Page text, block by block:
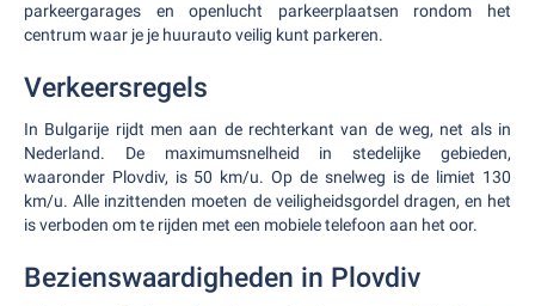
parkeergarages en openlucht parkeerplaatsen rondom het
centrum waar je je huurauto veilig kunt parkeren.
Verkeersregels
In Bulgarije rijdt men aan de rechterkant van de weg, net als in
Nederland. De maximumsnelheid in stedelijke gebieden,
waaronder Plovdiv, is 50 km/u. Op de snelweg is de limiet 130
km/u. Alle inzittenden moeten de veiligheidsgordel dragen, en het
is verboden om te rijden met een mobiele telefoon aan het oor.
Bezienswaardigheden in Plovdiv